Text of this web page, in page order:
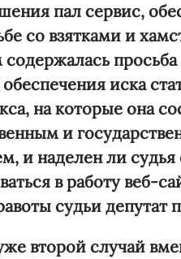
пал сервис,
со взятками и
просьба
иска
на которые она
и
и наделен ли
в работу веб-
судьи
второй случай